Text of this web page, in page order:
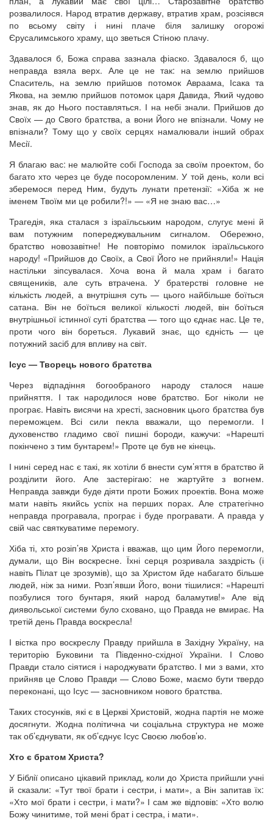
розвалилося. Народ втратив державу, втратив храм, розсіявся
по всьому світу і нині плаче біля залишку огорожі
Єрусалимського храму, що зветься Стіною плачу.
Здавалося б, Божа справа зазнала фіаско. Здавалося б, що
неправда взяла верх. Але це не так: на землю прийшов
Спаситель, на землю прийшов потомок Авраама, Ісака та
Якова, на землю прийшов потомок царя Давида, Який чудово
знав, як до Нього поставляться. І на небі знали. Прийшов до
Своїх — до Свого братства, а вони Його не впізнали. Чому не
впізнали? Тому що у своїх серцях намалювали інший обрах
Месії.
Я благаю вас: не малюйте собі Господа за своїм проектом, бо
багато хто через це буде посоромленим. У той день, коли всі
зберемося перед Ним, будуть лунати претензії: «Хіба ж не
іменем Твоїм ми це робили?!» — «Я не знаю вас…»
Трагедія, яка сталася з ізраїльським народом, слугує мені й
вам потужним попереджувальним сигналом. Обережно,
братство новозавітне! Не повторімо помилок ізраїльського
народу! «Прийшов до Своїх, а Свої Його не прийняли!» Нація
настільки зіпсувалася. Хоча вона й мала храм і багато
священиків, але суть втрачена. У братерстві головне не
кількість людей, а внутрішня суть — цього найбільше боїться
сатана. Він не боїться великої кількості людей, він боїться
внутрішньої істинної суті братства — того що єднає нас. Це те,
проти чого він бореться. Лукавий знає, що єдність — це
потужний засіб для впливу на світ.
Ісус — Творець нового братства
Через відпадіння богообраного народу сталося наше
прийняття. І так народилося нове братство. Бог ніколи не
програє. Навіть висячи на хресті, засновник цього братства був
переможцем. Всі сили пекла вважали, що перемогли. І
духовенство гладимо свої пишні бороди, кажучи: «Нарешті
покінчено з тим бунтарем!» Проте це був не кінець.
І нині серед нас є такі, як хотіли б внести сум’яття в братство й
розділити його. Але застерігаю: не жартуйте з вогнем.
Неправда завжди буде діяти проти Божих проектів. Вона може
мати навіть якийсь успіх на перших порах. Але стратегічно
неправда програвала, програє і буде програвати. А правда у
свій час святкуватиме перемогу.
Хіба ті, хто розіп’яв Христа і вважав, що цим Його перемогли,
думали, що Він воскресне. Їхні серця розривала заздрість (і
навіть Пілат це зрозумів), що за Христом йде набагато більше
людей, ніж за ними. Розп’явши Його, вони тішилися: «Нарешті
позбулися того бунтаря, який народ баламутив!» Але від
диявольської системи було сховано, що Правда не вмирає. На
третій день Правда воскресла!
І вістка про воскреслу Правду прийшла в Західну Україну, на
територію Буковини та Південно-східної України. І Слово
Правди стало сіятися і народжувати братство. І ми з вами, хто
прийняв це Слово Правди — Слово Боже, маємо бути твердо
переконані, що Ісус — засновником нового братства.
Таких стосунків, які є в Церкві Христовій, жодна партія не може
досягнути. Жодна політична чи соціальна структура не може
так об’єднувати, як об’єднує Ісус Своєю любов’ю.
Хто є братом Христа?
У Біблії описано цікавий приклад, коли до Христа прийшли учні
й сказали: «Тут твої брати і сестри, і мати», а Він запитав їх:
«Хто мої брати і сестри, і мати?» І сам же відповів: «Хто волю
Божу чинитиме, той мені брат і сестра, і мати».